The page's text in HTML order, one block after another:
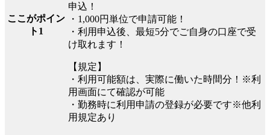
ここがポイン
ト1
申込！
・1,000円単位で申請可能！
・利用申込後、最短5分でご自身の口座で受
け取れます！
【規定】
・利用可能額は、実際に働いた時間分！※利
用画面にて確認が可能
・勤務時に利用申請の登録が必要です※他利
用規定あり